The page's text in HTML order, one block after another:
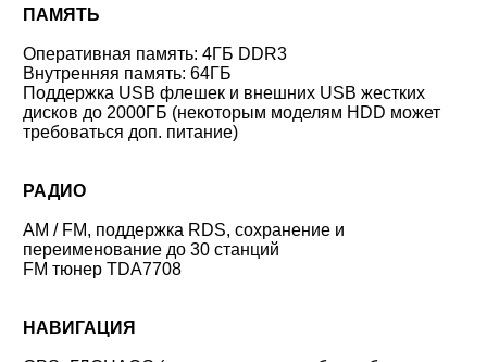
ПАМЯТЬ
Оперативная память: 4ГБ DDR3
Внутренняя память: 64ГБ
Поддержка USB флешек и внешних USB жестких
дисков до 2000ГБ (некоторым моделям HDD может
требоваться доп. питание)
РАДИО
AM / FM, поддержка RDS, сохранение и
переименование до 30 станций
FM тюнер TDA7708
НАВИГАЦИЯ